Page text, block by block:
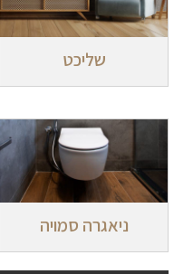
שליכט
ניאגרה סמויה